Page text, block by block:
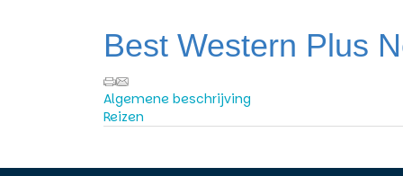
Best Western Plus
Algemene beschrijving
Reizen